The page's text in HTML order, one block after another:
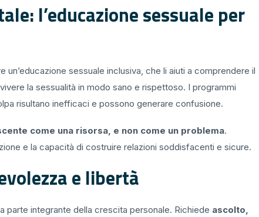
l’educazione sessuale per
un’educazione sessuale inclusiva, che li aiuti a comprendere il
la sessualità in modo sano e rispettoso. I programmi
risultano inefficaci e possono generare confusione.
come una risorsa, e non come un problema.
e la capacità di costruire relazioni soddisfacenti e sicure.
e libertà
parte integrante della crescita personale. Richiede ascolto,